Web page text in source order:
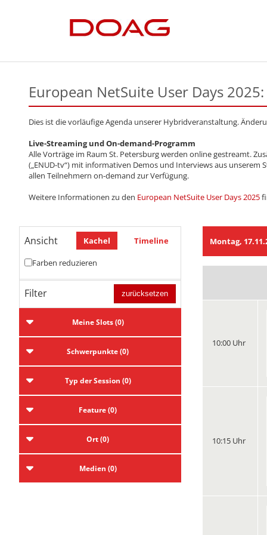
European NetSuite User Days
Dies ist die vorläufige Agenda unserer Hybridveranstaltung.
Live-Streaming und On-demand-Programm
Alle Vorträge im Raum St. Petersburg werden online gestreamt.
(„ENUD-tv“) mit informativen Demos und Interviews aus
allen Teilnehmern on-demand zur Verfügung.
Weitere Informationen zu den European NetSuite User Days 2025
Ansicht Timeline
Kachel
Farben reduzieren
Filter zurücksetzen
Meine Slots 0
Schwerpunkte 0
Typ der Session 0
Feature 0
Ort 0
Medien 0
Montag,
10:00 Uhr
10:15 Uhr